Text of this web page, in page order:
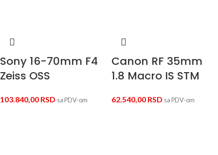
Sony 16-70mm F4
Zeiss OSS
103.840,00 RSD sa PDV-om
Canon RF 35mm
1.8 Macro IS STM
62.540,00 RSD sa PDV-om